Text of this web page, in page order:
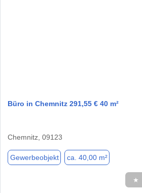
Büro in Chemnitz 291,55 € 40 m²
Chemnitz, 09123
Gewerbeobjekt ca. 40,00 m²
★